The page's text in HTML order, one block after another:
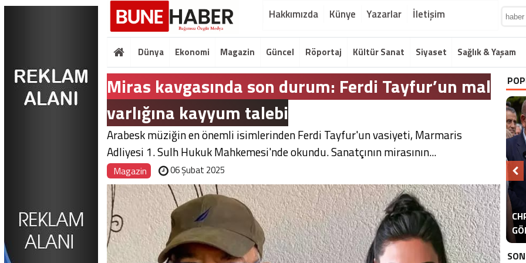
Hakkımızda Künye Yazarlar İletişim
Dünya Ekonomi Magazin Güncel Röportaj Kültür Sanat Siyaset Sağlık & Yaşam
Miras kavgasında son durum: Ferdi Tayfur’un mal
varlığına kayyum talebi
Arabesk müziğin en önemli isimlerinden Ferdi Tayfur'un vasiyeti, Marmaris
Adliyesi 1. Sulh Hukuk Mahkemesi'nde okundu. Sanatçının mirasının...
Magazin 06 Şubat 2025